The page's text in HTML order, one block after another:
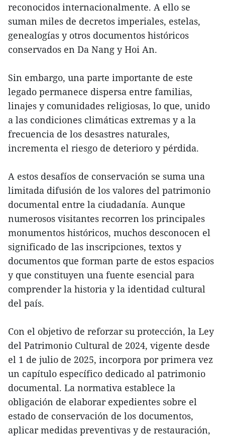
reconocidos internacionalmente. A ello se
suman miles de decretos imperiales, estelas,
genealogías y otros documentos históricos
conservados en Da Nang y Hoi An.
Sin embargo, una parte importante de este
legado permanece dispersa entre familias,
linajes y comunidades religiosas, lo que, unido
a las condiciones climáticas extremas y a la
frecuencia de los desastres naturales,
incrementa el riesgo de deterioro y pérdida.
A estos desafíos de conservación se suma una
limitada difusión de los valores del patrimonio
documental entre la ciudadanía. Aunque
numerosos visitantes recorren los principales
monumentos históricos, muchos desconocen el
significado de las inscripciones, textos y
documentos que forman parte de estos espacios
y que constituyen una fuente esencial para
comprender la historia y la identidad cultural
del país.
Con el objetivo de reforzar su protección, la Ley
del Patrimonio Cultural de 2024, vigente desde
el 1 de julio de 2025, incorpora por primera vez
un capítulo específico dedicado al patrimonio
documental. La normativa establece la
obligación de elaborar expedientes sobre el
estado de conservación de los documentos,
aplicar medidas preventivas y de restauración,